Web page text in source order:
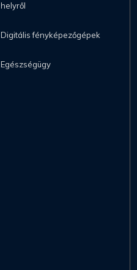
helyről
Digitális fényképezőgépek
Egészségügy